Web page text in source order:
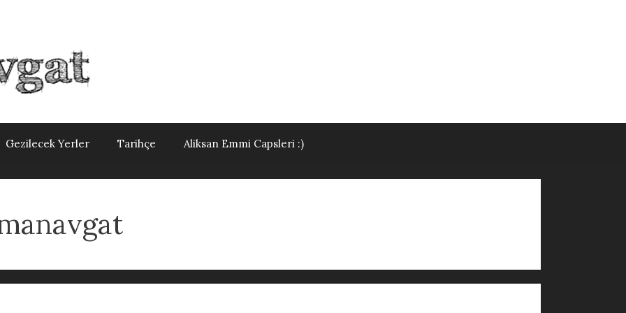
Gezilecek Yerler Tarihçe Aliksan Emmi Capsleri :)